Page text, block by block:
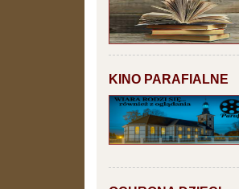
KINO PARAFIALNE